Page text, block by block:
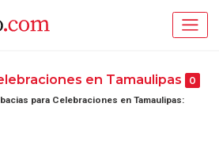
en Tamaulipas 0
para Celebraciones en Tamaulipas: